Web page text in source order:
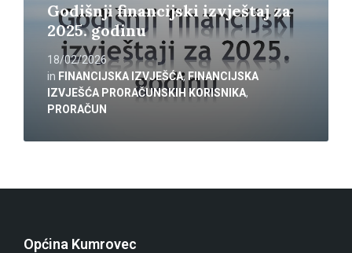
Godišnji financijski izvještaj za
2025. godinu
18/02/2026
in FINANCIJSKA IZVJEŠĆA, FINANCIJSKA
IZVJEŠĆA PRORAČUNSKIH KORISNIKA,
PRORAČUN
Općina Kumrovec